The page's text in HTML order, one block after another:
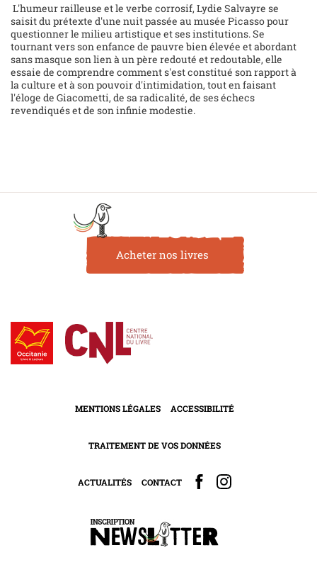
L'humeur railleuse et le verbe corrosif, Lydie Salvayre se
saisit du prétexte d'une nuit passée au musée Picasso pour
questionner le milieu artistique et ses institutions. Se
tournant vers son enfance de pauvre bien élevée et abordant
sans masque son lien à un père redouté et redoutable, elle
essaie de comprendre comment s'est constitué son rapport à
la culture et à son pouvoir d'intimidation, tout en faisant
l'éloge de Giacometti, de sa radicalité, de ses échecs
revendiqués et de son infinie modestie.
Acheter nos livres
MENTIONS LÉGALES ACCESSIBILITÉ
TRAITEMENT DE VOS DONNÉES
ACTUALITÉS CONTACT